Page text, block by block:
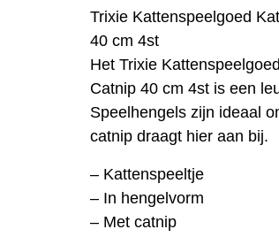
Trixie Kattenspeelgoed
40 cm 4st
Het Trixie
Catnip 40 cm 4st is een
Speelhengels zijn ideaal
catnip draagt hier aan bij.
– Kattenspeeltje
– In hengelvorm
– Met catnip